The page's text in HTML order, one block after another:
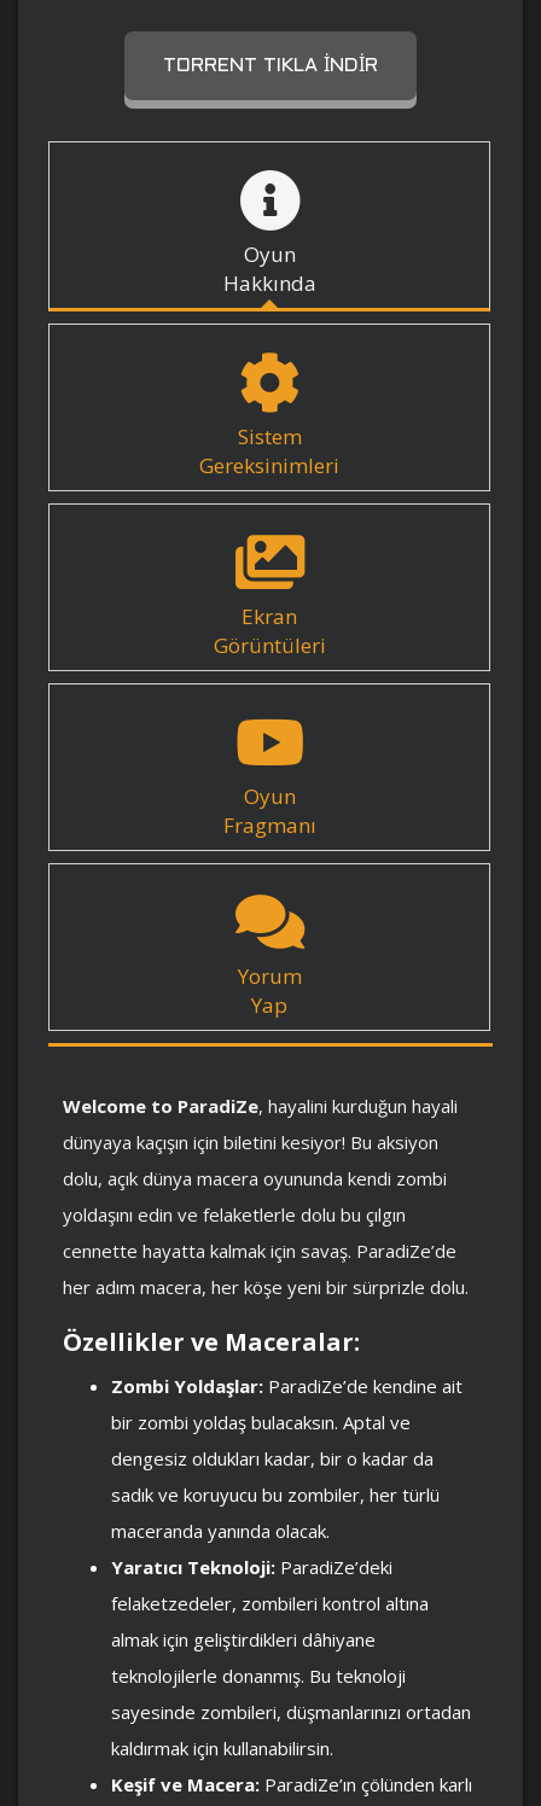
TORRENT TIKLA İNDIR
Oyun
Hakkında
Sistem
Gereksinimleri
Ekran
Görüntüleri
Oyun
Fragmanı
Yorum
Yap
Welcome to ParadiZe, hayalini kurduğun hayali
dünyaya kaçışın için biletini kesiyor! Bu aksiyon
dolu, açık dünya macera oyununda kendi zombi
yoldaşını edin ve felaketlerle dolu bu çılgın
cennette hayatta kalmak için savaş. ParadiZe’de
her adım macera, her köşe yeni bir sürprizle dolu.
Özellikler ve Maceralar:
Zombi Yoldaşlar: ParadiZe’de kendine ait
bir zombi yoldaş bulacaksın. Aptal ve
dengesiz oldukları kadar, bir o kadar da
sadık ve koruyucu bu zombiler, her türlü
maceranda yanında olacak.
Yaratıcı Teknoloji: ParadiZe’deki
felaketzedeler, zombileri kontrol altına
almak için geliştirdikleri dâhiyane
teknolojilerle donanmış. Bu teknoloji
sayesinde zombileri, düşmanlarınızı ortadan
kaldırmak için kullanabilirsin.
Keşif ve Macera: ParadiZe’ın çölünden karlı